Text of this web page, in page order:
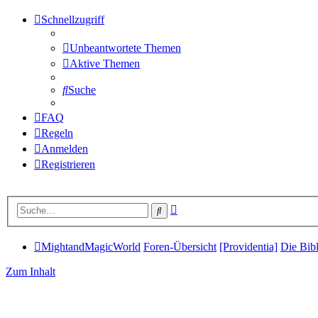
Schnellzugriff
Unbeantwortete Themen
Aktive Themen
Suche
FAQ
Regeln
Anmelden
Registrieren
Suche
MightandMagicWorld Foren-Übersicht [Providentia] Die
Zum Inhalt